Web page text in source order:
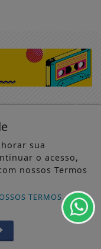
anunciar
sua
o acesso,
nossos Termos
TERMOS